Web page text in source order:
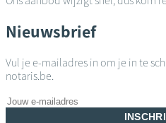
Nieuwsbrief
Vul je e-mailadres in om je in te
notaris.be.